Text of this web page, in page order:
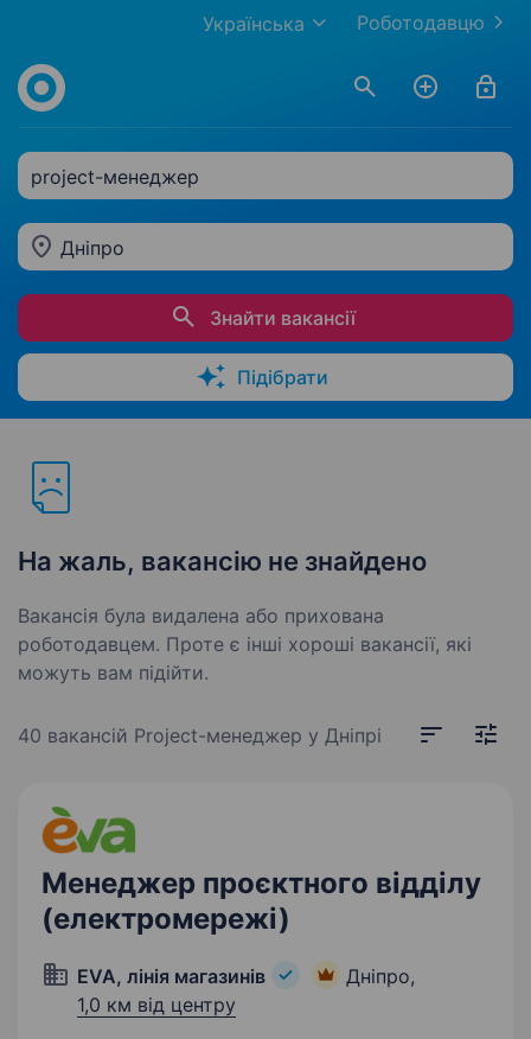
Роботодавцю
Українська
project-менеджер
Дніпро
Знайти вакансії
Підібрати
На жаль, вакансію не знайдено
Вакансія була видалена або прихована
роботодавцем. Проте є інші хороші вакансії, які
можуть вам підійти.
40 вакансій Project-менеджер у Дніпрі
Менеджер проєктного відділу
(електромережі)
EVA, лінія магазинів
Дніпро,
1,0 км від центру